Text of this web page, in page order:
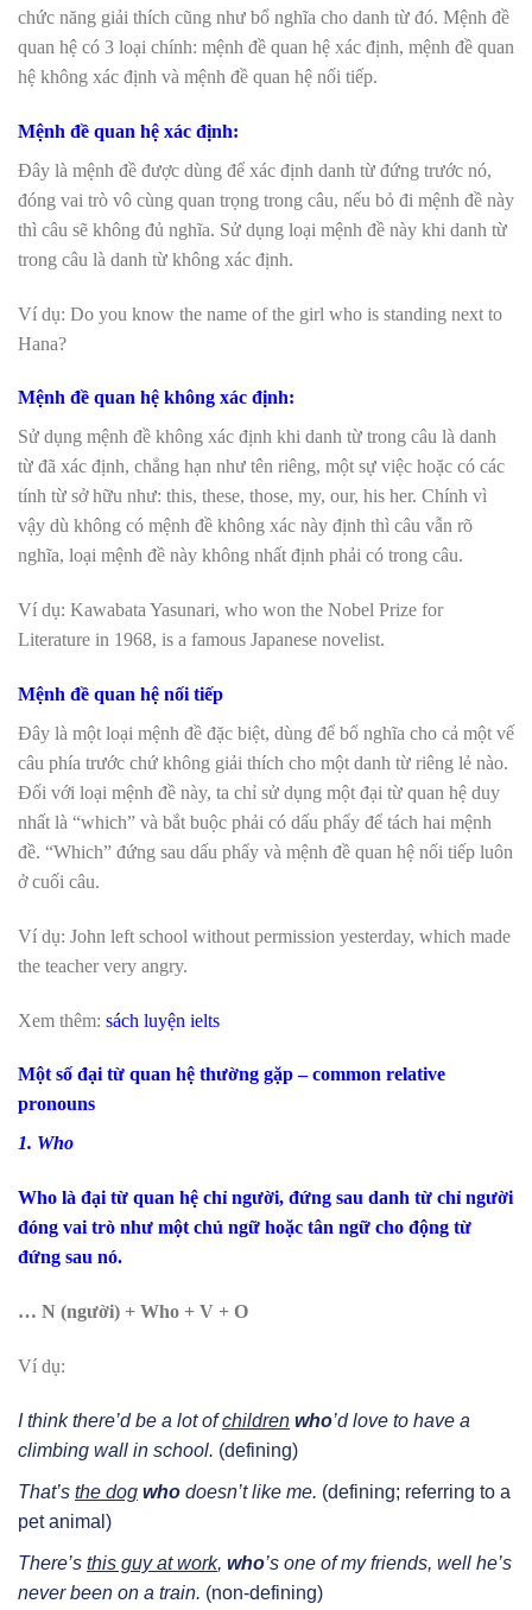
chức năng giải thích cũng như bổ nghĩa cho danh từ đó. Mệnh đề
quan hệ có 3 loại chính: mệnh đề quan hệ xác định, mệnh đề quan
hệ không xác định và mệnh đề quan hệ nối tiếp.
Mệnh đề quan hệ xác định:
Đây là mệnh đề được dùng để xác định danh từ đứng trước nó,
đóng vai trò vô cùng quan trọng trong câu, nếu bỏ đi mệnh đề này
thì câu sẽ không đủ nghĩa. Sử dụng loại mệnh đề này khi danh từ
trong câu là danh từ không xác định.
Ví dụ: Do you know the name of the girl who is standing next to
Hana?
Mệnh đề quan hệ không xác định:
Sử dụng mệnh đề không xác định khi danh từ trong câu là danh
từ đã xác định, chẳng hạn như tên riêng, một sự việc hoặc có các
tính từ sở hữu như: this, these, those, my, our, his her. Chính vì
vậy dù không có mệnh đề không xác này định thì câu vẫn rõ
nghĩa, loại mệnh đề này không nhất định phải có trong câu.
Ví dụ: Kawabata Yasunari, who won the Nobel Prize for
Literature in 1968, is a famous Japanese novelist.
Mệnh đề quan hệ nối tiếp
Đây là một loại mệnh đề đặc biệt, dùng để bổ nghĩa cho cả một vế
câu phía trước chứ không giải thích cho một danh từ riêng lẻ nào.
Đối với loại mệnh đề này, ta chỉ sử dụng một đại từ quan hệ duy
nhất là “which” và bắt buộc phải có dấu phẩy để tách hai mệnh
đề. “Which” đứng sau dấu phẩy và mệnh đề quan hệ nối tiếp luôn
ở cuối câu.
Ví dụ: John left school without permission yesterday, which made
the teacher very angry.
Xem thêm: sách luyện ielts
Một số đại từ quan hệ thường gặp – common relative
pronouns
1. Who
Who là đại từ quan hệ chỉ người, đứng sau danh từ chỉ người
đóng vai trò như một chủ ngữ hoặc tân ngữ cho động từ
đứng sau nó.
… N (người) + Who + V + O
Ví dụ:
I think there’d be a lot ofchildren who’d love to have a
climbing wall in school. (defining)
That’s the dog who doesn’t like me. (defining; referring to a
pet animal)
There’s this guy at work, who’s one of my friends, well he’s
never been on a train. (non-defining)